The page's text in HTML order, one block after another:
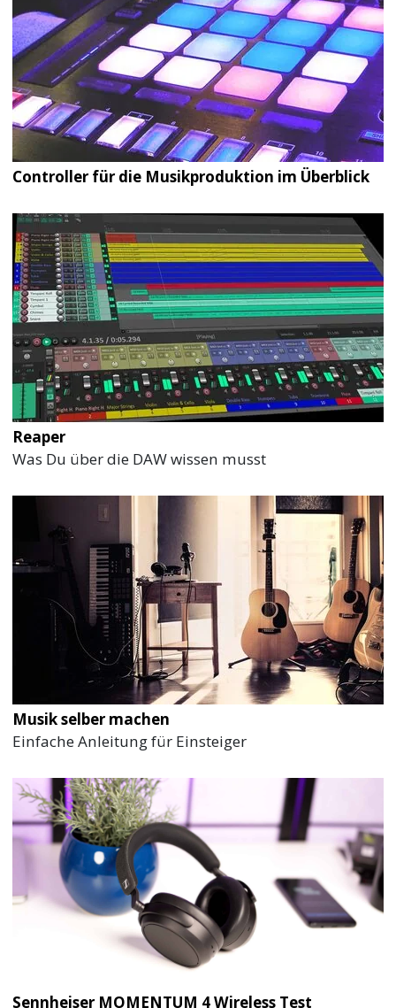
Controller für die Musikproduktion im Überblick
Reaper
Was Du über die DAW wissen musst
Musik selber machen
Einfache Anleitung für Einsteiger
Sennheiser MOMENTUM 4 Wireless Test